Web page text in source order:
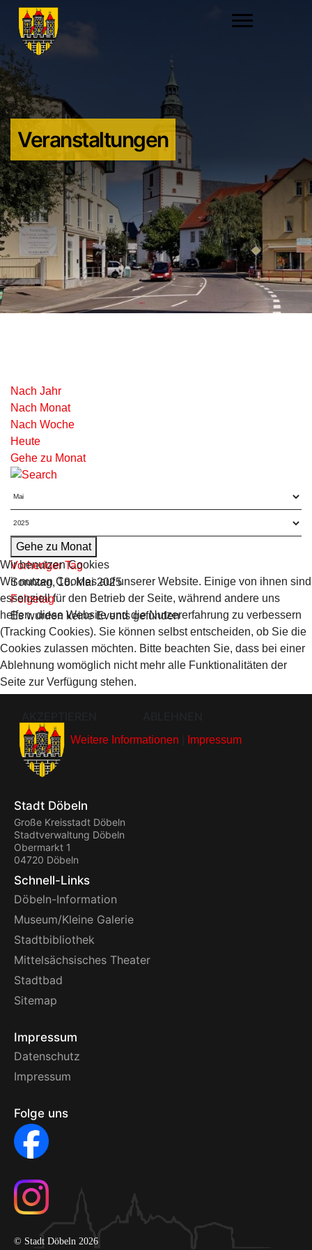
Veranstaltungen
Nach Jahr
Nach Monat
Nach Woche
Heute
Gehe zu Monat
Gehe zu Monat
Vorheriger Tag
Sonntag, 18. Mai 2025
Folgetag
Es wurden keine Events gefunden
Stadt Döbeln
Große Kreisstadt Döbeln
Stadtverwaltung Döbeln
Obermarkt 1
04720 Döbeln
Schnell-Links
Döbeln-Information
Museum/Kleine Galerie
Stadtbibliothek
Mittelsächsisches Theater
Stadtbad
Sitemap
Impressum
Datenschutz
Impressum
Folge uns
© Stadt Döbeln 2026
Wir benutzen Cookies
Wir nutzen Cookies auf unserer Website. Einige von ihnen sind
essenziell für den Betrieb der Seite, während andere uns
helfen, diese Website und die Nutzererfahrung zu verbessern
(Tracking Cookies). Sie können selbst entscheiden, ob Sie die
Cookies zulassen möchten. Bitte beachten Sie, dass bei einer
Ablehnung womöglich nicht mehr alle Funktionalitäten der
Seite zur Verfügung stehen.
Weitere Informationen Impressum